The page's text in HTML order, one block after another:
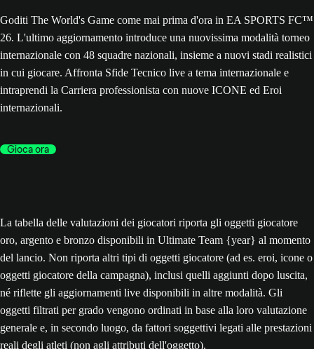
Goditi The World's Game come mai prima d'ora in EA SPORTS FC™
26. L'ultimo aggiornamento introduce una nuovissima modalità torneo
internazionale con 48 squadre nazionali, insieme a nuovi stadi realistici
in cui giocare. Affronta Sfide Tecnico live a tema internazionale e
intraprendi la Carriera professionista con nuove ICONE ed Eroi
internazionali.
Gioca ora
La tabella delle valutazioni dei giocatori riporta gli oggetti giocatore
oro, argento e bronzo disponibili in Ultimate Team {year} al momento
del lancio. Non riporta altri tipi di oggetti giocatore (ad es. eroi, icone o
oggetti giocatore della campagna), inclusi quelli aggiunti dopo luscita,
né riflette gli aggiornamenti live disponibili in altre modalità. Gli
oggetti filtrati per grado vengono ordinati in base alla loro valutazione
generale e, in secondo luogo, da fattori soggettivi legati alle prestazioni
reali degli atleti (non agli attributi dell'oggetto).